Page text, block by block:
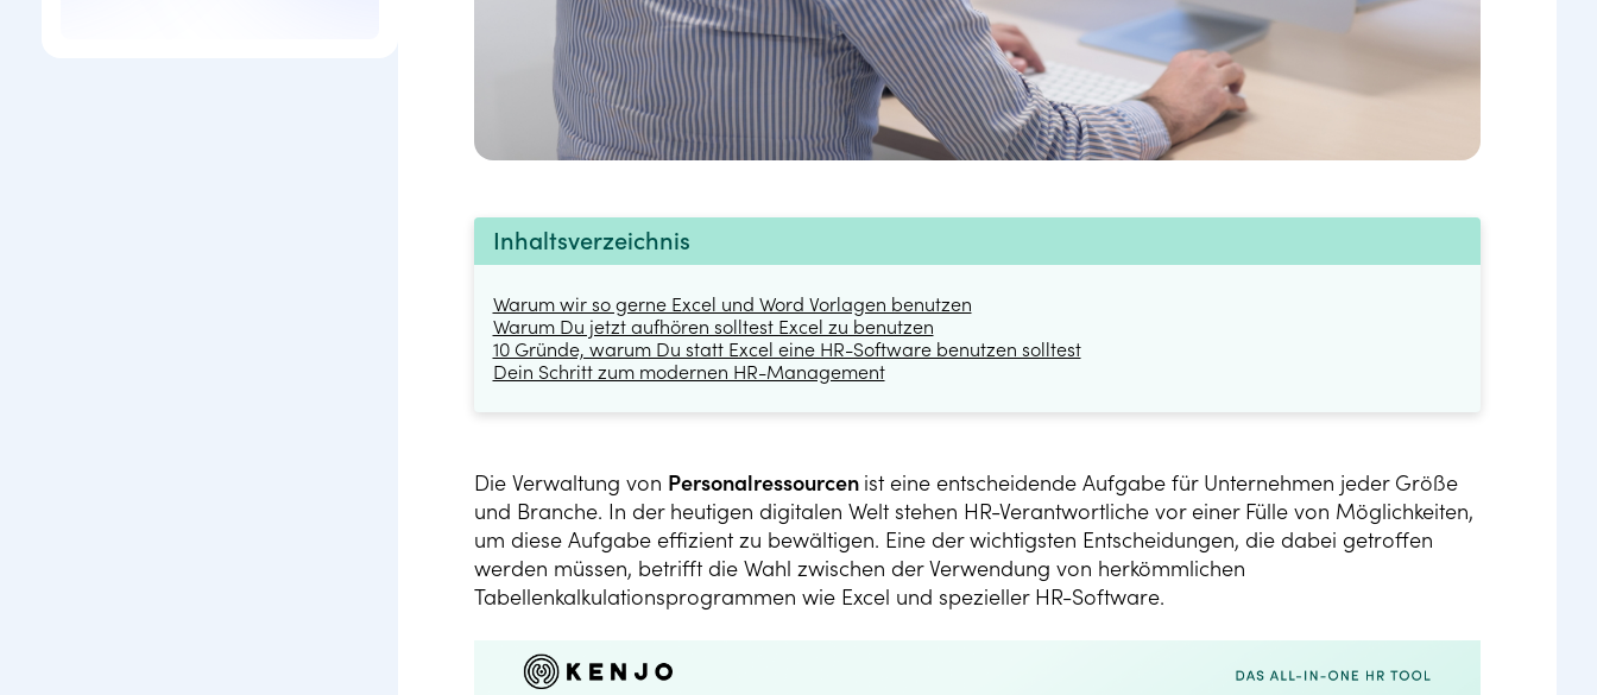
Inhaltsverzeichnis
Warum wir so gerne Excel und Word Vorlagen benutzen
Warum Du jetzt aufhören solltest Excel zu benutzen
10 Gründe, warum Du statt Excel eine HR-Software benutzen solltest
Dein Schritt zum modernen HR-Management
Die Verwaltung von Personalressourcen ist eine entscheidende Aufgabe für Unternehmen jeder Größe
und Branche. In der heutigen digitalen Welt stehen HR-Verantwortliche vor einer Fülle von Möglichkeiten,
um diese Aufgabe effizient zu bewältigen. Eine der wichtigsten Entscheidungen, die dabei getroffen
werden müssen, betrifft die Wahl zwischen der Verwendung von herkömmlichen
Tabellenkalkulationsprogrammen wie Excel und spezieller HR-Software.